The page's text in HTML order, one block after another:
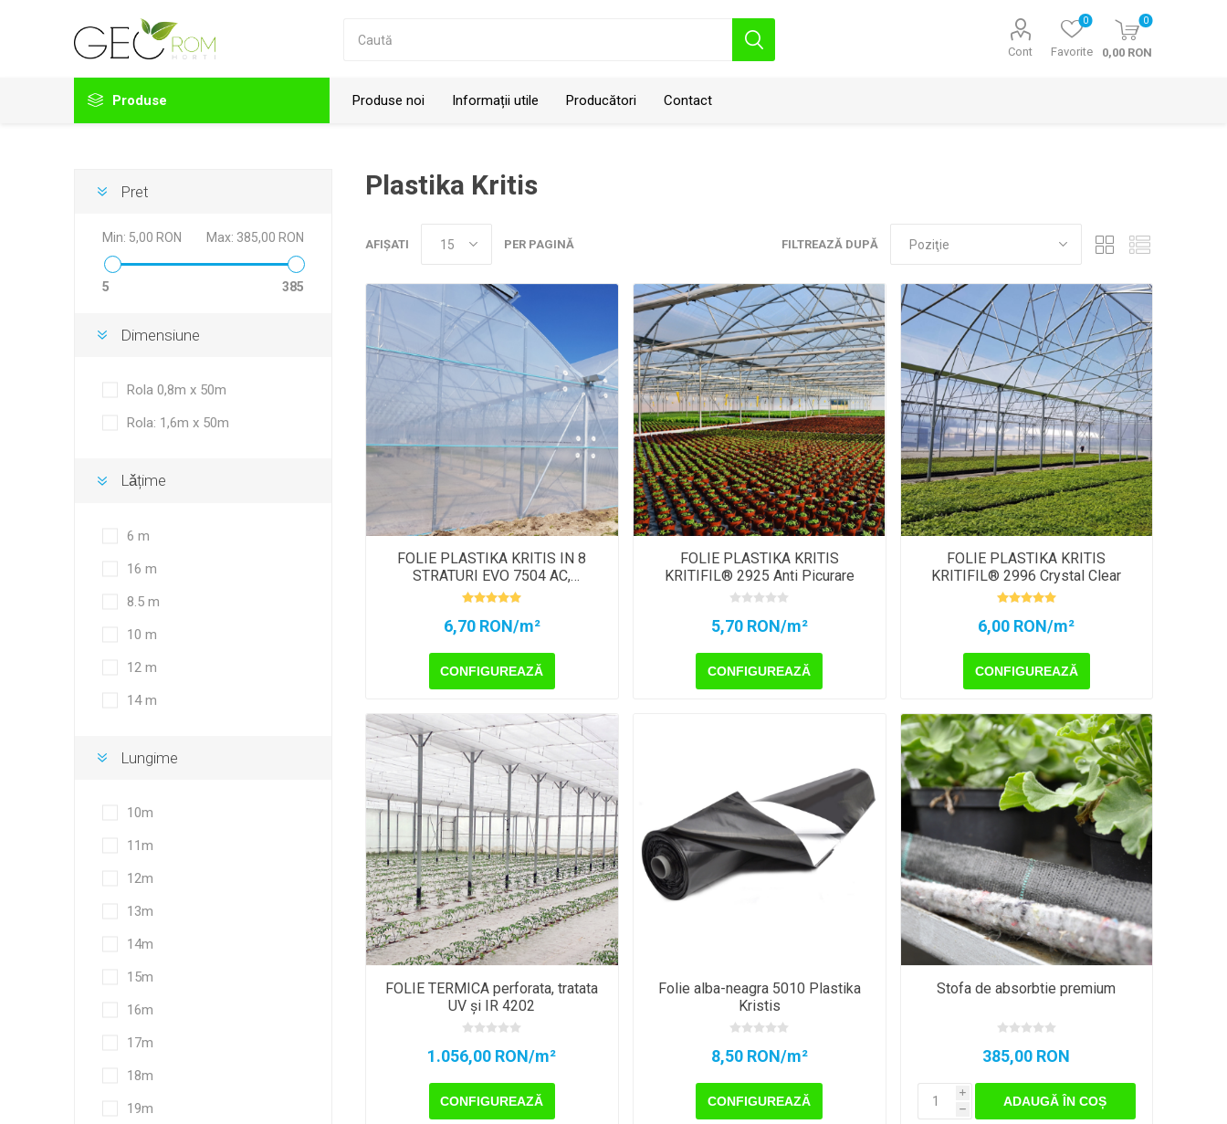
Cont Favorite
0 0
0,00 RON
Produse
Accesorii folii
Agrotextil
Accesorii prindere folie solar
Plasa de umbrire
Plasa protectie
Sisteme irigare
Produse noi Informații utile Producători
Geo Polska
Contact
Plastika Kritis
FILTREAZĂ DUPĂ
AFIŞATI PER PAGINĂ
FOLIE PLASTIKA KRITIS IN 8
STRATURI EVO 7504 AC,
CRYSTAL CLEAR
6,70 RON/m²
CONFIGUREAZĂ
FOLIE PLASTIKA KRITIS
KRITIFIL® 2925 Anti Picurare
5,70 RON/m²
CONFIGUREAZĂ
FOLIE PLASTIKA KRITIS
KRITIFIL®️ 2996 Crystal Clear
6,00 RON/m²
CONFIGUREAZĂ
FOLIE TERMICA perforata, tratata
UV și IR 4202
1.056,00 RON/m²
CONFIGUREAZĂ
Folie alba-neagra 5010 Plastika
Kristis
8,50 RON/m²
CONFIGUREAZĂ
Stofa de absorbtie premium
385,00 RON
i
h
ADAUGĂ ÎN COȘ
Pret
Min: 5,00 RON Max: 385,00 RON
5 385
Dimensiune
Rola 0,8m x 50m
Rola: 1,6m x 50m
Lǎțime
6 m
16 m
8.5 m
10 m
12 m
14 m
Lungime
10m
11m
12m
13m
14m
15m
16m
17m
18m
19m